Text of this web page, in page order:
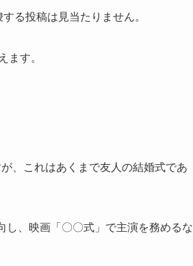
る投稿は見当たりません。
ます。
、これはあくまで友人の結婚式であ
し、映画「〇〇式」で主演を務めるな